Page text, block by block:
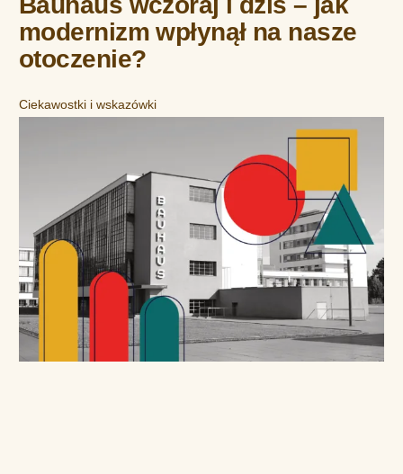
modernizm wpłynął na nasze
otoczenie?
Ciekawostki i wskazówki